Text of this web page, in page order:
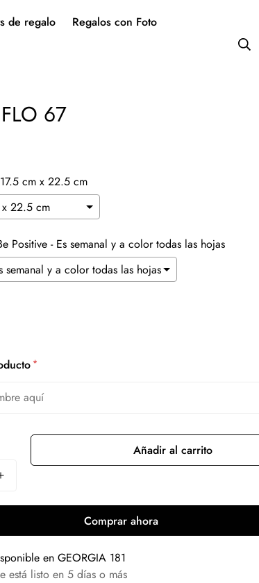
de regalo Regalos con Foto
67
cm x 22.5 cm
Positive - Es semanal y a color todas las hojas
*
Añadir al carrito
Comprar ahora
en GEORGIA 181
está listo en 5 días o más